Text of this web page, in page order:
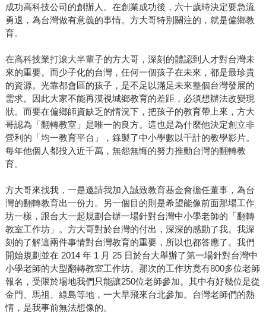
成功高科技公司的創辦人。在創業成功後，六十歲時決定要急流
勇退，為台灣做有意義的事情。方大哥特別關注的，就是偏鄉教
育。
在高科技業打滾大半輩子的方大哥，深刻的體認到人才對台灣未
來的重要。而少子化的台灣，任何一個孩子在未來，都是最珍貴
的資源。光靠都會區的孩子，是不足以滿足未來整個台灣發展的
需求。因此大家不能再漠視城鄉教育的差距，必須想辦法改變現
狀。而要在偏鄉師資缺乏的情況下，把孩子的教育帶上來，方大
哥認為「翻轉教室」是唯一的良方。這也是為什麼他決定創立非
營利的「均一教育平台」，錄製了中小學數以千計的教學影片。
每年他個人都投入近千萬，無怨無悔的努力推動台灣的翻轉教
育。
方大哥來找我，一是邀請我加入誠致教育基金會擔任董事，為台
灣的翻轉教育出一份力。另一個目的則是希望能像前面那場工作
坊一樣，跟台大一起規劃合辦一場針對台灣中小學老師的「翻轉
教室工作坊」。方大哥對於台灣的付出，深深的感動了我。我深
刻的了解這兩件事情對台灣教育的重要，所以也都答應了。我們
開始規劃並在 2014 年 1 月 25 日於台大舉辦了第一場針對台灣中
小學老師的大型翻轉教室工作坊。那次的工作坊竟有800多位老師
報名，受限於場地我們只能讓250位老師參加。其中有好幾位是從
金門、馬祖、綠島等地，一大早飛來台北參加。台灣老師們的熱
情，是我事前無法想像的。